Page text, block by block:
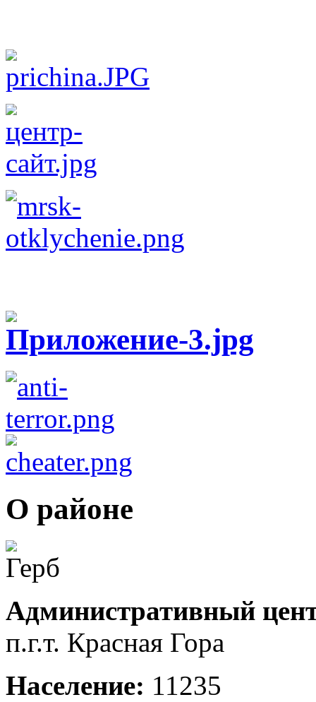
О районе
Административный
п.г.т. Красная Гора
Население: 11235